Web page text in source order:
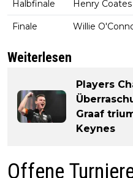
Halbfinale Henry Coates
Finale Willie
Weiterlesen
Players
Graaf
Keynes
Offene